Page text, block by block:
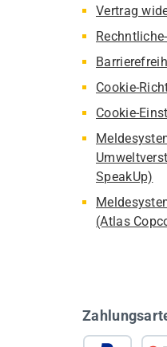
Vertrag
Cookie-
Cookie-
SpeakUp)
(Atlas